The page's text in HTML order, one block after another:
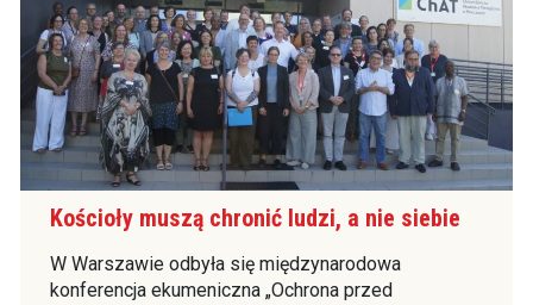
Kościoły muszą chronić ludzi, a nie siebie
W Warszawie odbyła się międzynarodowa
konferencja ekumeniczna „Ochrona przed